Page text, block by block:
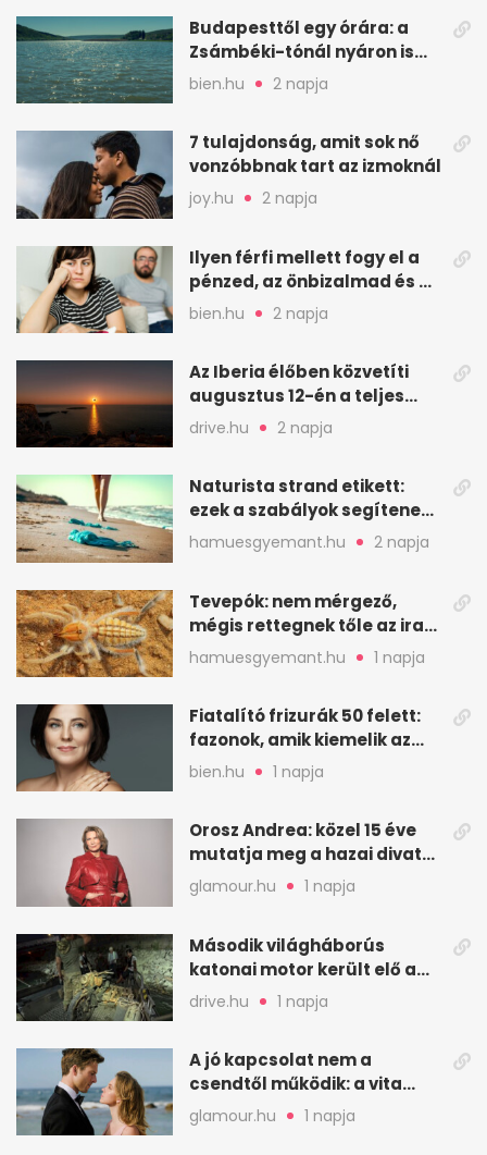
Budapesttől egy órára: a
Zsámbéki-tónál nyáron is
van hely
bien.hu 2 napja
7 tulajdonság, amit sok nő
vonzóbbnak tart az izmoknál
joy.hu 2 napja
Ilyen férfi mellett fogy el a
pénzed, az önbizalmad és a
nyugalmad
bien.hu 2 napja
Az Iberia élőben közvetíti
augusztus 12-én a teljes
napfogyatkozást
drive.hu 2 napja
Naturista strand etikett:
ezek a szabályok segítenek
komfortosan lenni
hamuesgyemant.hu 2 napja
Tevepók: nem mérgező,
mégis rettegnek tőle az iraki
sivatagban
hamuesgyemant.hu 1 napja
Fiatalító frizurák 50 felett:
fazonok, amik kiemelik az
arcodat
bien.hu 1 napja
Orosz Andrea: közel 15 éve
mutatja meg a hazai divat
arcait
glamour.hu 1 napja
Második világháborús
katonai motor került elő a
Dunából a Batthyány térnél
drive.hu 1 napja
A jó kapcsolat nem a
csendtől működik: a vita
néha egészséges jel
glamour.hu 1 napja